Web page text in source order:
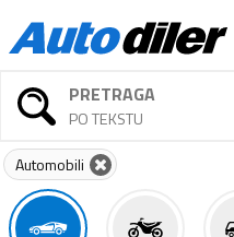
PRETRAGA
PO TEKSTU
Automobili